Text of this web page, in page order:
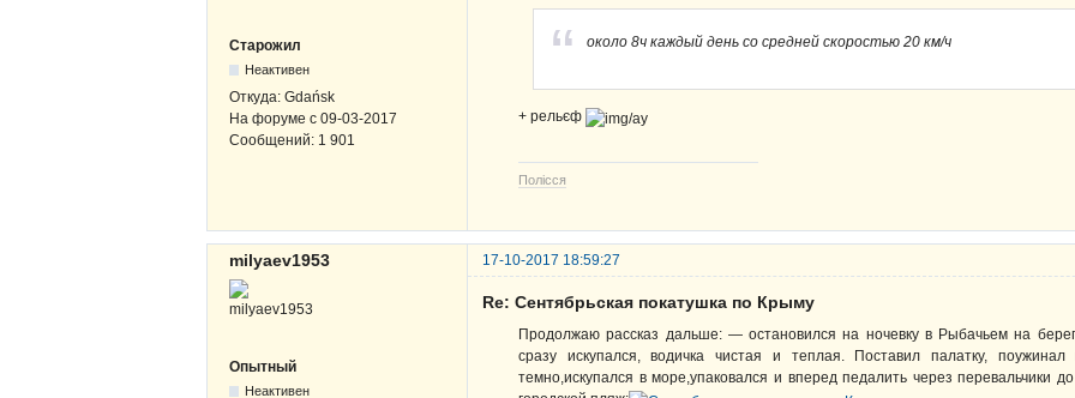
Старожил
Неактивен
Откуда: Gdańsk
На форуме с 09-03-2017
Сообщений: 1 901
около 8ч каждый день со средней скоростью 20 км/ч
+ рельєф
Полісся
milyaev1953 17-10-2017 18:59:27
Опытный
Неактивен
Re: Сентябрьская покатушка по Крыму
Продолжаю рассказ дальше: — остановился на ночевку в Рыбачьем на
сразу искупался, водичка чистая и теплая. Поставил палатку,
темно,искупался в море,упаковался и вперед педалить через перевальчики